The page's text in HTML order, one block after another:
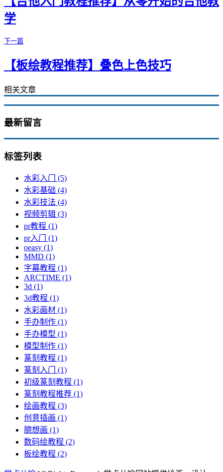
学
下一篇
【板绘教程推荐】叠色上色技巧
相关文章
最新留言
标签列表
水彩入门
(5)
水彩基础 (4)
水彩技法 (4)
视频剪辑 (3)
pr教程 (1)
pr入门
(1)
oeasy (1)
MMD (1)
字幕教程 (1)
ARCTIME (1)
3d (1)
3d教程 (1)
水彩画材 (1)
手办制作 (1)
手办模型 (1)
模型制作 (1)
篆刻教程 (1)
篆刻入门
(1)
初级篆刻教程 (1)
篆刻教程推荐 (1)
绘画教程 (3)
创意插画 (1)
臆想画 (1)
数码绘教程 (2)
板绘教程 (2)